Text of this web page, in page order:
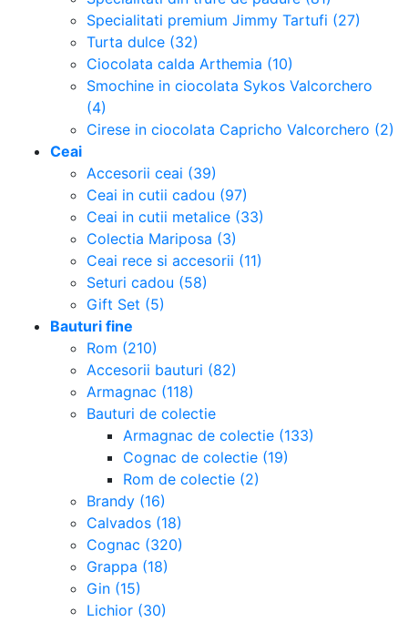
Specialitati premium Jimmy Tartufi (27)
Turta dulce (32)
Ciocolata calda Arthemia (10)
Smochine in ciocolata Sykos Valcorchero
(4)
Cirese in ciocolata Capricho Valcorchero (2)
Ceai
Accesorii ceai (39)
Ceai in cutii cadou (97)
Ceai in cutii metalice (33)
Colectia Mariposa (3)
Ceai rece si accesorii (11)
Seturi cadou (58)
Gift Set (5)
Bauturi fine
Rom (210)
Accesorii bauturi (82)
Armagnac (118)
Bauturi de colectie
Armagnac de colectie (133)
Cognac de colectie (19)
Rom de colectie (2)
Brandy (16)
Calvados (18)
Cognac (320)
Grappa (18)
Gin (15)
Lichior (30)